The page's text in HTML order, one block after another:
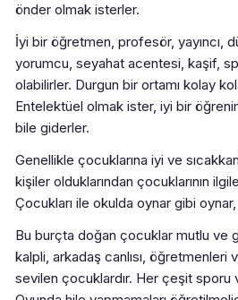
önder olmak isterler.
İyi bir öğretmen, profesör, yayıncı,
yorumcu, seyahat acentesi, kaşif,
olabilirler. Durgun bir ortamı kolay
Entelektüel olmak ister, iyi bir
bile giderler.
Genellikle çocuklarına iyi ve
kişiler olduklarından çocuklarının
Çocukları ile okulda oynar gibi
Bu burçta doğan çocuklar mutlu ve
kalpli, arkadaş canlısı, öğretmenleri
sevilen çocuklardır. Her çeşit sporu